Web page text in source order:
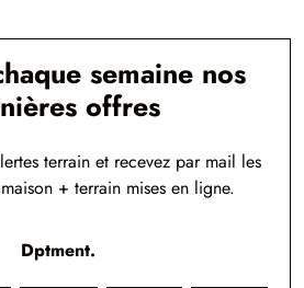
semaine nos
offres
terrain et recevez par mail les
+ terrain mises en ligne.
Dptment.